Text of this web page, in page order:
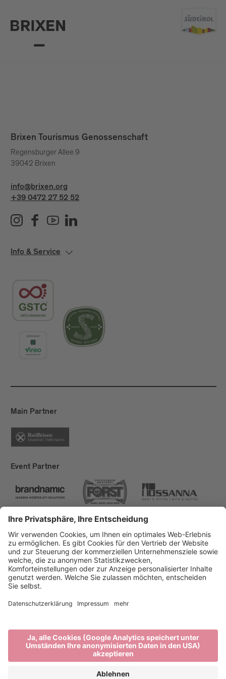
Brixen Tourismus Genossenschaft
Regensburger Allee 9
39042 Brixen
info@brixen.org
+39 0472 27 52 52
Info & Service
Main Partner
Event Partner
Brixen Tourismus
Privacy
Impressum
Förderungen
produced by